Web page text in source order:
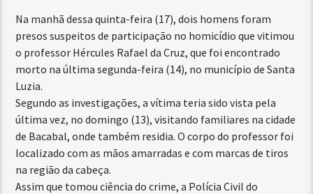
Na manhã dessa quinta-feira (17), dois homens foram
presos suspeitos de participação no homicídio que vitimou
o professor Hércules Rafael da Cruz, que foi encontrado
morto na última segunda-feira (14), no município de Santa
Luzia.
Segundo as investigações, a vítima teria sido vista pela
última vez, no domingo (13), visitando familiares na cidade
de Bacabal, onde também residia. O corpo do professor foi
localizado com as mãos amarradas e com marcas de tiros
na região da cabeça.
Assim que tomou ciência do crime, a Polícia Civil do